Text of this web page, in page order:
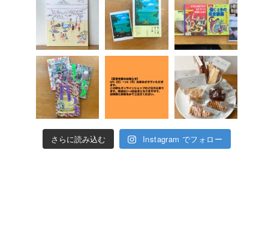
さらに読み込む Instagram でフォロー